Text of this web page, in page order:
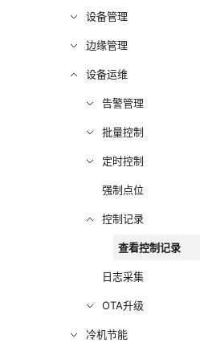
设备管理
边缘管理
设备运维
告警管理
批量控制
定时控制
强制点位
控制记录
查看控制记录
日志采集
OTA升级
冷机节能